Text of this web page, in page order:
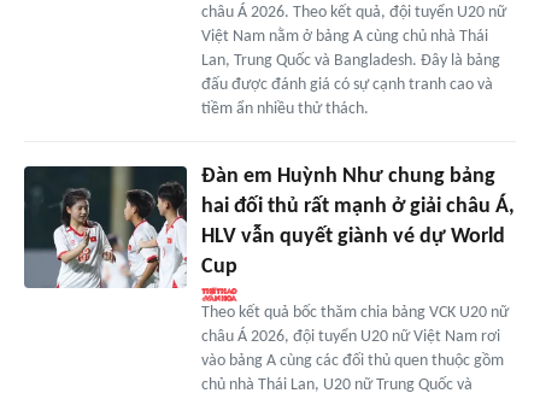
châu Á 2026. Theo kết quả, đội tuyển U20 nữ
Việt Nam nằm ở bảng A cùng chủ nhà Thái
Lan, Trung Quốc và Bangladesh. Đây là bảng
đấu được đánh giá có sự cạnh tranh cao và
tiềm ẩn nhiều thử thách.
Đàn em Huỳnh Như chung bảng
hai đối thủ rất mạnh ở giải châu Á,
HLV vẫn quyết giành vé dự World
Cup
Theo kết quả bốc thăm chia bảng VCK U20 nữ
châu Á 2026, đội tuyển U20 nữ Việt Nam rơi
vào bảng A cùng các đối thủ quen thuộc gồm
chủ nhà Thái Lan, U20 nữ Trung Quốc và